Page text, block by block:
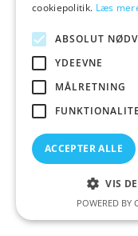
Ouch! Ouch
cookiepolitik. Læs
ABSOLUT
YDEEVNE
MÅLRETNING
ACCEPTER ALLE
VIS
POWERED BY